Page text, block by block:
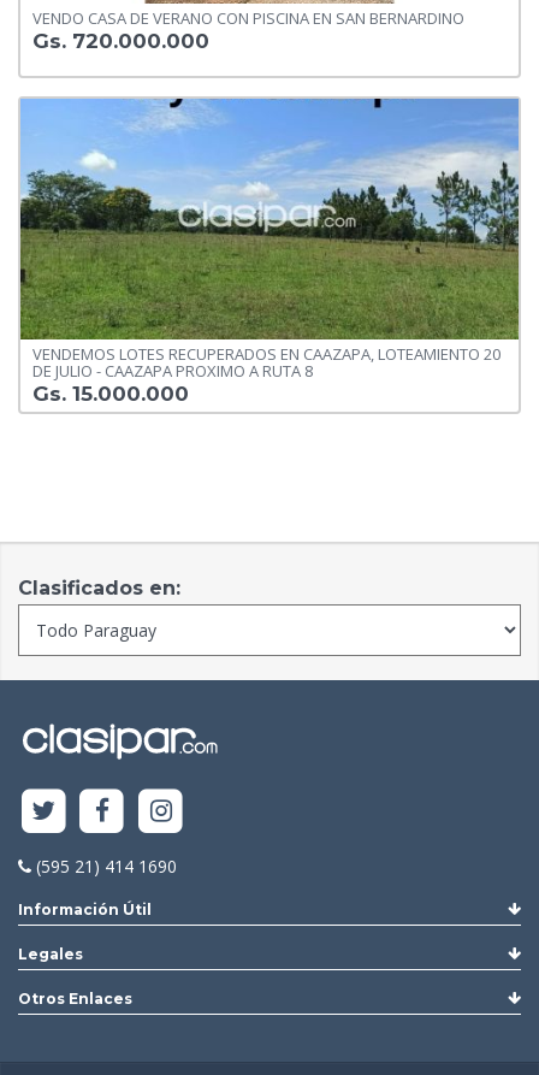
VENDO CASA DE VERANO CON PISCINA EN SAN BERNARDINO
Gs. 720.000.000
VENDEMOS LOTES RECUPERADOS EN CAAZAPA, LOTEAMIENTO 20
DE JULIO - CAAZAPA PROXIMO A RUTA 8
Gs. 15.000.000
Clasificados en:
(595 21) 414 1690
Información Útil
Legales
Otros Enlaces